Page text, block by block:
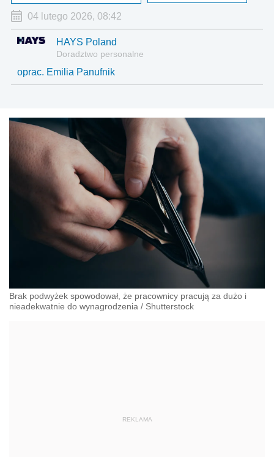
04 lutego 2026, 08:42
HAYS Poland
Doradztwo personalne
oprac. Emilia Panufnik
Brak podwyżek spowodował, że pracownicy pracują za dużo i
nieadekwatnie do wynagrodzenia / Shutterstock